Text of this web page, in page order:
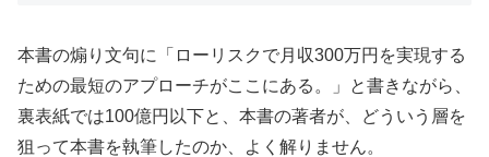
本書の煽り文句に「ローリスクで月収300万円を実現する
ための最短のアプローチがここにある。」と書きながら、
裏表紙では100億円以下と、本書の著者が、どういう層を
狙って本書を執筆したのか、よく解りません。